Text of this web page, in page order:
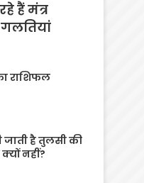
हैं मंत्र
राशिफल
है तुलसी की
नहीं?